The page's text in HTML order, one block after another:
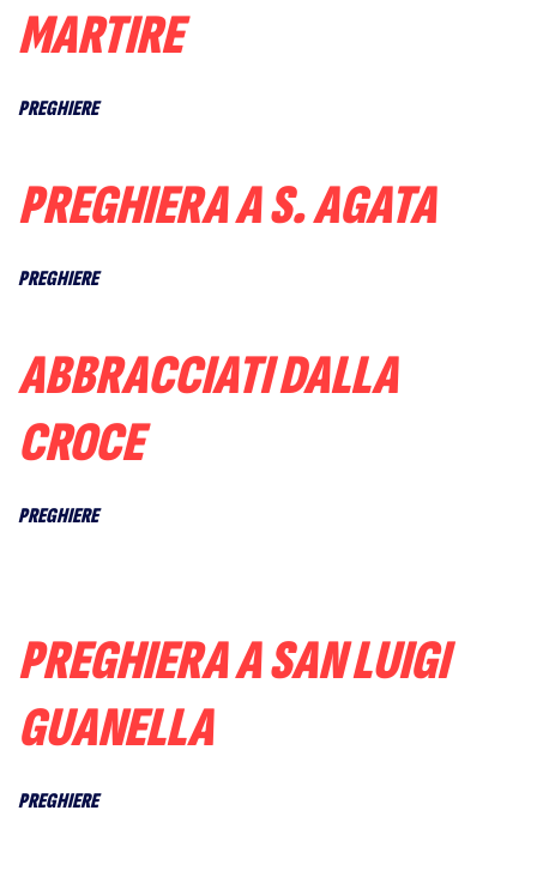
MARTIRE
PREGHIERE
PREGHIERA A S. AGATA
PREGHIERE
ABBRACCIATI DALLA
CROCE
PREGHIERE
PREGHIERA A SAN LUIGI
GUANELLA
PREGHIERE